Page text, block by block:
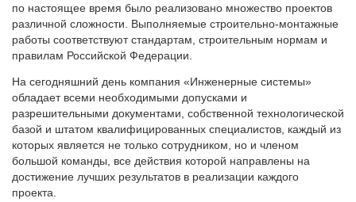
по настоящее время было реализовано множество проектов
различной сложности. Выполняемые строительно-монтажные
работы соответствуют стандартам, строительным нормам и
правилам Российской Федерации.
На сегодняшний день компания «Инженерные системы»
обладает всеми необходимыми допусками и
разрешительными документами, собственной технологической
базой и штатом квалифицированных специалистов, каждый из
которых является не только сотрудником, но и членом
большой команды, все действия которой направлены на
достижение лучших результатов в реализации каждого
проекта.